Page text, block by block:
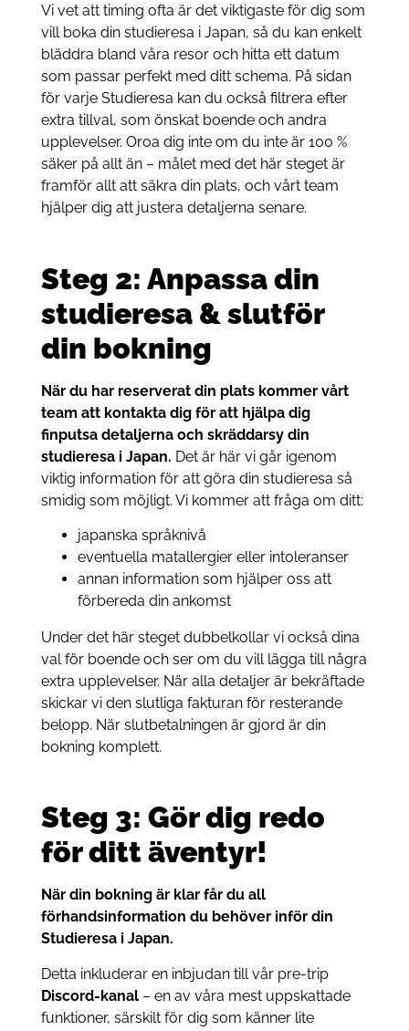
Vi vet att timing ofta är det viktigaste för dig som
vill boka din studieresa i Japan, så du kan enkelt
bläddra bland våra resor och hitta ett datum
som passar perfekt med ditt schema. På sidan
för varje Studieresa kan du också filtrera efter
extra tillval, som önskat boende och andra
upplevelser. Oroa dig inte om du inte är 100 %
säker på allt än – målet med det här steget är
framför allt att säkra din plats, och vårt team
hjälper dig att justera detaljerna senare.
Steg 2: Anpassa din
studieresa & slutför
din bokning
När du har reserverat din plats kommer vårt
team att kontakta dig för att hjälpa dig
finputsa detaljerna och skräddarsy din
studieresa i Japan. Det är här vi går igenom
viktig information för att göra din studieresa så
smidig som möjligt. Vi kommer att fråga om ditt:
japanska språknivå
eventuella matallergier eller intoleranser
annan information som hjälper oss att
förbereda din ankomst
Under det här steget dubbelkollar vi också dina
val för boende och ser om du vill lägga till några
extra upplevelser. När alla detaljer är bekräftade
skickar vi den slutliga fakturan för resterande
belopp. När slutbetalningen är gjord är din
bokning komplett.
Steg 3: Gör dig redo
för ditt äventyr!
När din bokning är klar får du all
förhandsinformation du behöver inför din
Studieresa i Japan.
Detta inkluderar en inbjudan till vår pre-trip
Discord-kanal– en av våra mest uppskattade
funktioner, särskilt för dig som känner lite